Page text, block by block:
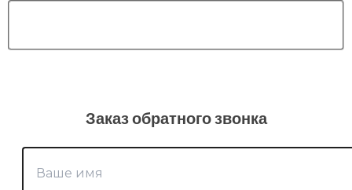
Заказ обратного звонка